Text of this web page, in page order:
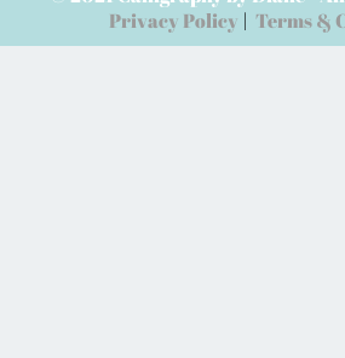
Privacy Policy | Terms &